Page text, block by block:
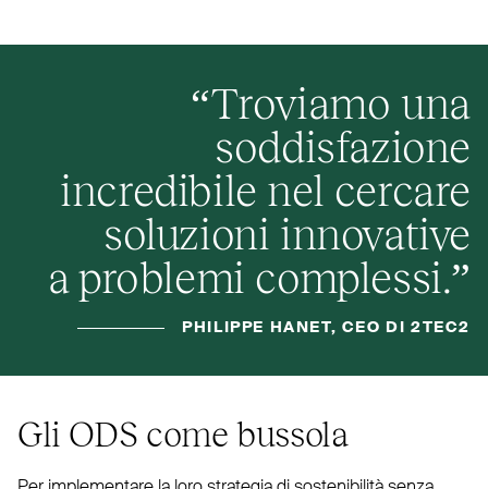
“Troviamo una
soddisfazione
incredibile nel cercare
soluzioni innovative
a problemi complessi.”
PHILIPPE HANET, CEO DI 2TEC2
Gli ODS come bussola